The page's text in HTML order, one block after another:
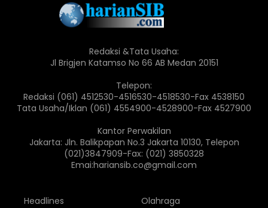
Redaksi &Tata Usaha:
Jl Brigjen Katamso No 66 AB Medan 20151
Telepon:
Redaksi (061) 4512530-4516530-4518530-Fax 4538150
Tata Usaha/Iklan (061) 4554900-4528900-Fax 4527900
Kantor Perwakilan
Jakarta: Jln. Balikpapan No.3 Jakarta 10130, Telepon
(021)3847909-Fax: (021) 3850328
Emai:hariansib.co@gmail.com
Headlines
Olahraga